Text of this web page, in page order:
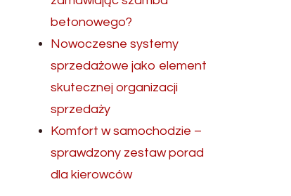
betonowego?
Nowoczesne systemy
sprzedażowe jako element
skutecznej organizacji
sprzedaży
Komfort w samochodzie –
sprawdzony zestaw porad
dla kierowców